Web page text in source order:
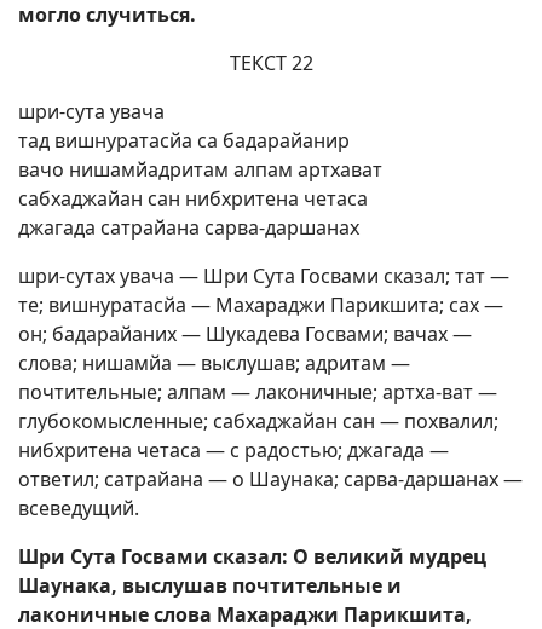
могло случиться.
ТЕКСТ 22
шри-сута увача
тад вишнуратасйа са бадарайанир
вачо нишамйадритам алпам артхават
сабхаджайан сан нибхритена четаса
джагада сатрайана сарва-даршанах
шри-сутах увача — Шри Сута Госвами сказал; тат —
те; вишнуратасйа — Махараджи Парикшита; сах —
он; бадарайаних — Шукадева Госвами; вачах —
слова; нишамйа — выслушав; адритам —
почтительные; алпам — лаконичные; артха-ват —
глубокомысленные; сабхаджайан сан — похвалил;
нибхритена четаса — с радостью; джагада —
ответил; сатрайана — о Шаунака; сарва-даршанах —
всеведущий.
Шри Сута Госвами сказал: О великий мудрец
Шаунака, выслушав почтительные и
лаконичные слова Махараджи Парикшита,